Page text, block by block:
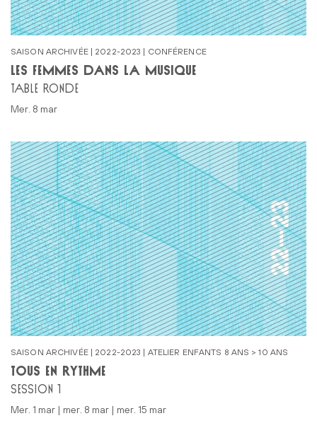
SAISON ARCHIVÉE | 2022-2023 | CONFÉRENCE
LES FEMMES DANS LA MUSIQUE
TABLE RONDE
mer. 8 mar
SAISON ARCHIVÉE | 2022-2023 | ATELIER ENFANTS 8 ANS > 10 ANS
TOUS EN RYTHME
SESSION 1
mer. 1 mar | mer. 8 mar | mer. 15 mar